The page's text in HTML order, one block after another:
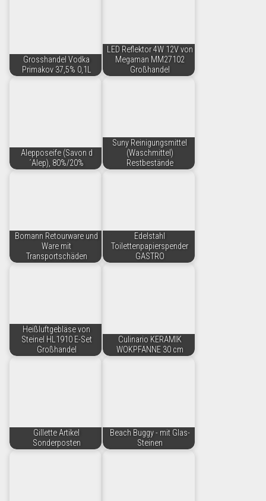
Grosshandel Vodka
Primakov 37,5% 0,1L
LED Reflektor 4W 12V von
Megaman MM27102
Großhandel
Alepposeife (Savon d
´Alep), 80%/20%
Suny Reinigungsmittel
(Waschmittel)
Restbestände
Bomann Retourware und
Ware mit
Transportschäden
Edelstahl
Toilettenpapierspender
GASTRO
Heißluftgebläse von
Steinel HL1910 E-Set
Großhandel
Culinario KERAMIK
WOKPFANNE 30 cm
Gillette Artikel
Sonderposten
Beach Buggy - mit Glas-
Steinen